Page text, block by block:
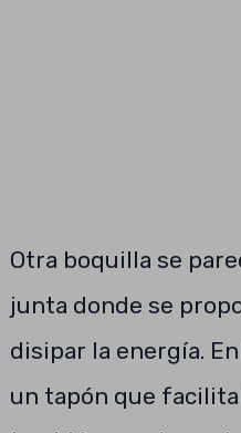
Otra boquilla se
junta donde se
disipar la energía.
un tapón que